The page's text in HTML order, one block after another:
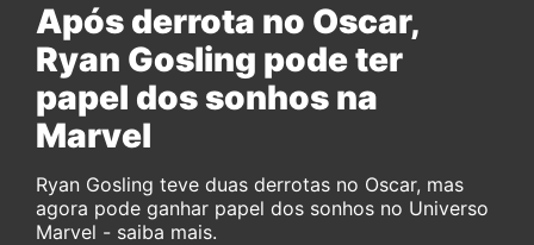
Após derrota no Oscar,
Ryan Gosling pode ter
papel dos sonhos na
Marvel
Ryan Gosling teve duas derrotas no Oscar, mas
agora pode ganhar papel dos sonhos no Universo
Marvel - saiba mais.